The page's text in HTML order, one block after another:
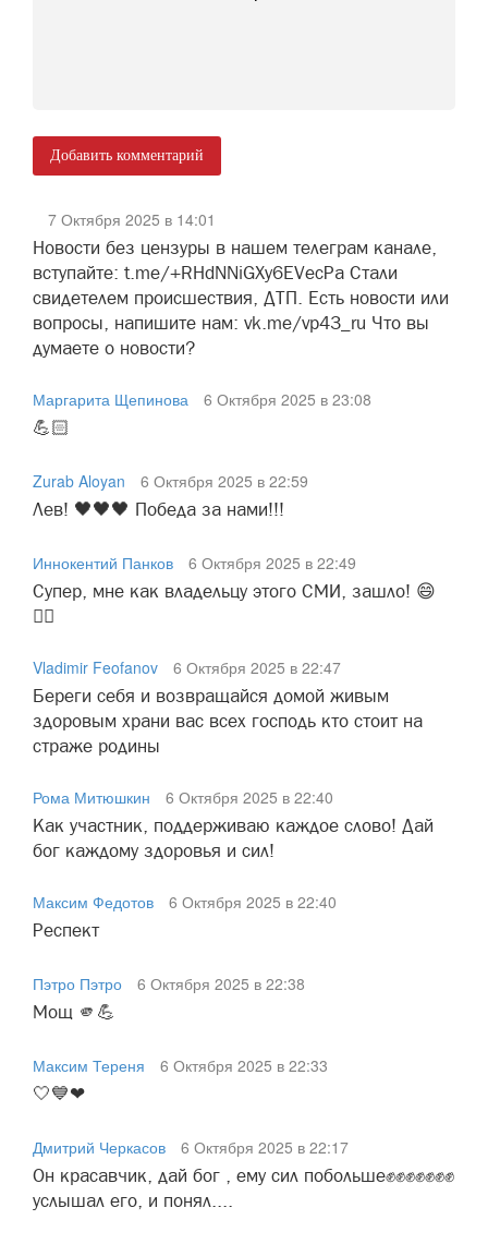
Добавить комментарий
7 Октября 2025 в 14:01
Новости без цензуры в нашем телеграм канале,
вступайте: t.me/+RHdNNiGXy6EVecPa Стали
свидетелем происшествия, ДТП. Есть новости или
вопросы, напишите нам: vk.me/vp43_ru Что вы
думаете о новости?
Маргарита Щепинова
6 Октября 2025 в 23:08
💪🏻
Zurab Aloyan
6 Октября 2025 в 22:59
Лев! 🖤🖤🖤 Победа за нами!!!
Иннокентий Панков
6 Октября 2025 в 22:49
Супер, мне как владельцу этого СМИ, зашло! 😄
✊🏻
Vladimir Feofanov
6 Октября 2025 в 22:47
Береги себя и возвращайся домой живым
здоровым храни вас всех господь кто стоит на
страже родины
Рома Митюшкин
6 Октября 2025 в 22:40
Как участник, поддерживаю каждое слово! Дай
бог каждому здоровья и сил!
Максим Федотов
6 Октября 2025 в 22:40
Респект
Пэтро Пэтро
6 Октября 2025 в 22:38
Мощ 🫵💪
Максим Тереня
6 Октября 2025 в 22:33
🤍💙❤
Дмитрий Черкасов
6 Октября 2025 в 22:17
Он красавчик, дай бог , ему сил побольше✊✊✊✊✊✊✊
услышал его, и понял....